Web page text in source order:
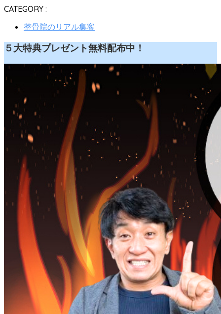
CATEGORY :
整骨院のリアル集客
５大特典プレゼント無料配布中！